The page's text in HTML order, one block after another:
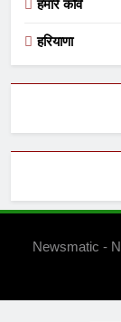
हमारे कवि
हरियाणा
Newsmatic -